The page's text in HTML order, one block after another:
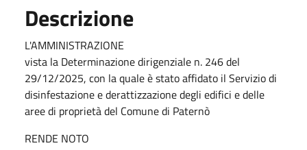
Descrizione
L'AMMINISTRAZIONE
vista la Determinazione dirigenziale n. 246 del
29/12/2025, con la quale è stato affidato il Servizio di
disinfestazione e derattizzazione degli edifici e delle
aree di proprietà del Comune di Paternò
RENDE NOTO